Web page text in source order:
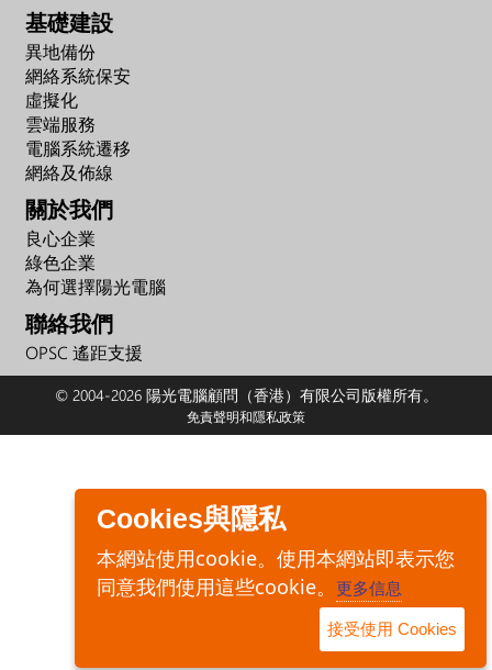
基礎建設
異地備份
網絡系統保安
虛擬化
雲端服務
電腦系統遷移
網絡及佈線
關於我們
良心企業
綠色企業
為何選擇陽光電腦
聯絡我們
OPSC 遙距支援
© 2004-2026 陽光電腦顧問（香港）有限公司版權所有。
免責聲明和隱私政策
Cookies與隱私
本網站使用cookie。使用本網站即表示您
同意我們使用這些cookie。
更多信息
接受使用 Cookies